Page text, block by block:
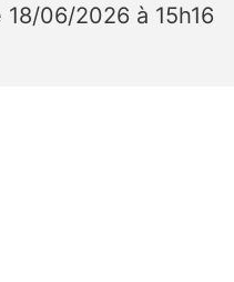
18/06/2026 à 15h16